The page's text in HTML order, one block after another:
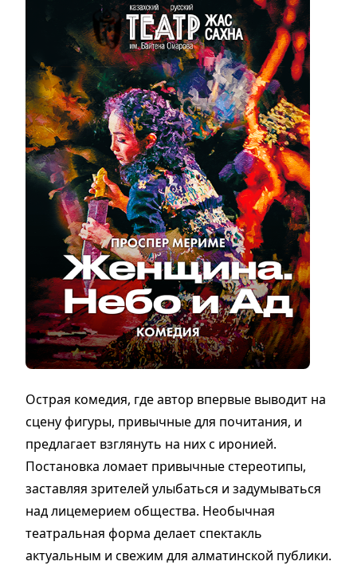
Острая комедия, где автор впервые выводит на
сцену фигуры, привычные для почитания, и
предлагает взглянуть на них с иронией.
Постановка ломает привычные стереотипы,
заставляя зрителей улыбаться и задумываться
над лицемерием общества. Необычная
театральная форма делает спектакль
актуальным и свежим для алматинской публики.